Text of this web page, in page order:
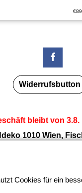
€
Widerrufsbutton
bleibt von
1010 Wien,
Cookies für ein